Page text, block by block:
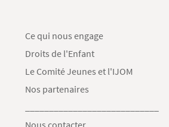
Ce qui nous engage
Droits de l'Enfant
Le Comité Jeunes et l'IJOM
Nos partenaires
Nous contacter